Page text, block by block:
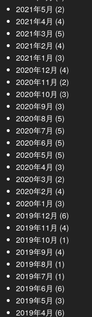
2021年5月 (2)
2021年4月 (4)
2021年3月 (5)
2021年2月 (4)
2021年1月 (3)
2020年12月 (4)
2020年11月 (2)
2020年10月 (3)
2020年9月 (3)
2020年8月 (5)
2020年7月 (5)
2020年6月 (5)
2020年5月 (5)
2020年4月 (3)
2020年3月 (2)
2020年2月 (4)
2020年1月 (3)
2019年12月 (6)
2019年11月 (4)
2019年10月 (1)
2019年9月 (4)
2019年8月 (1)
2019年7月 (1)
2019年6月 (6)
2019年5月 (3)
2019年4月 (6)